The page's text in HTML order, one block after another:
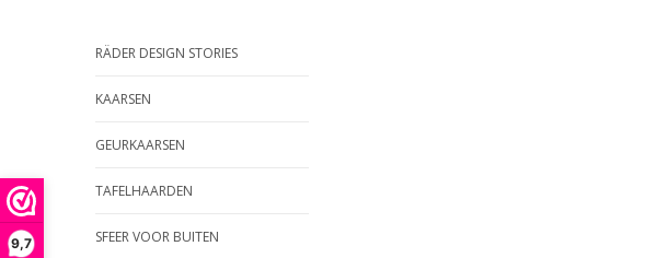
9,7
RÄDER DESIGN STORIES
KAARSEN
GEURKAARSEN
TAFELHAARDEN
SFEER VOOR BUITEN